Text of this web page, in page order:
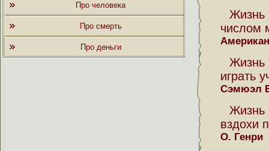
Про человека
Про смерть
Про деньги
числом
Жизнь
играть
Сэмюэл
вздохи
О. Генри